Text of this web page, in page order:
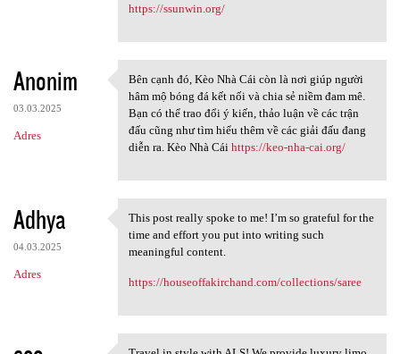
https://ssunwin.org/
Anonim
03.03.2025
Adres
Bên cạnh đó, Kèo Nhà Cái còn
Bên cạnh đó, Kèo Nhà Cái còn là nơi giúp người
hâm mộ bóng đá kết nối và chia sẻ niềm đam mê.
Bạn có thể trao đổi ý kiến, thảo luận về các trận
đấu cũng như tìm hiểu thêm về các giải đấu đang
diễn ra. Kèo Nhà Cái https://keo-nha-cai.org/
Adhya
04.03.2025
Adres
This post really spoke to me!
This post really spoke to me! I’m so grateful for the
time and effort you put into writing such
meaningful content.
https://houseoffakirchand.com/collections/saree